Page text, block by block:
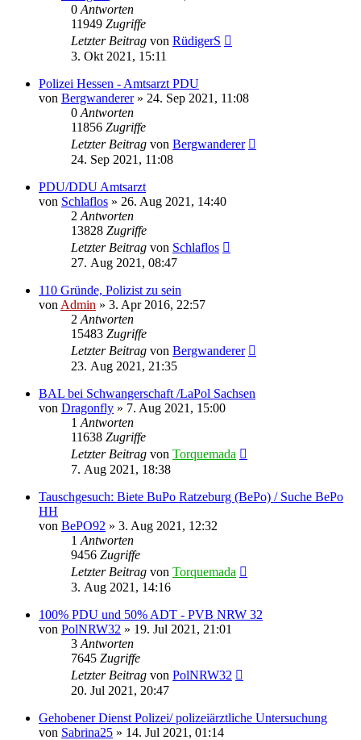
0 Antworten
11949 Zugriffe
Letzter Beitrag von RüdigerS
3. Okt 2021, 15:11
Polizei Hessen - Amtsarzt PDU
von Bergwanderer» 24. Sep 2021, 11:08
0 Antworten
11856 Zugriffe
Letzter Beitrag von Bergwanderer
24. Sep 2021, 11:08
PDU/DDU Amtsarzt
von Schlaflos » 26. Aug 2021, 14:40
2 Antworten
13828 Zugriffe
Letzter Beitrag von Schlaflos
27. Aug 2021, 08:47
110 Gründe, Polizist zu sein
von Admin » 3. Apr 2016, 22:57
2 Antworten
15483 Zugriffe
Letzter Beitrag von Bergwanderer
23. Aug 2021, 21:35
BAL bei Schwangerschaft /LaPol Sachsen
von Dragonfly » 7. Aug 2021, 15:00
1 Antworten
11638 Zugriffe
Letzter Beitrag von Torquemada
7. Aug 2021, 18:38
Tauschgesuch: Biete BuPo Ratzeburg (BePo) / Suche BePo
HH
von BePO92 » 3. Aug 2021, 12:32
1 Antworten
9456 Zugriffe
Letzter Beitrag von Torquemada
3. Aug 2021, 14:16
100% PDU und 50% ADT - PVB NRW 32
von PolNRW32 » 19. Jul 2021, 21:01
3 Antworten
7645 Zugriffe
Letzter Beitrag von PolNRW32
20. Jul 2021, 20:47
Gehobener Dienst Polizei/ polizeiärztliche Untersuchung
von Sabrina25 » 14. Jul 2021, 01:14